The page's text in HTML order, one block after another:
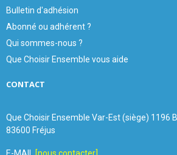
Bulletin d'adhésion
Abonné ou adhérent ?
Qui sommes-nous ?
Que Choisir Ensemble vous aide
CONTACT
Que Choisir Ensemble Var-Est (siège) 1196
83600 Fréjus